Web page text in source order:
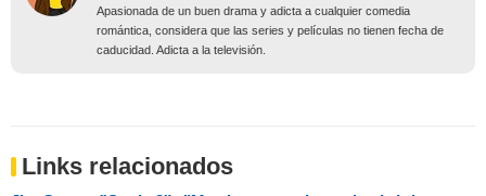
Apasionada de un buen drama y adicta a cualquier comedia
romántica, considera que las series y películas no tienen fecha de
caducidad. Adicta a la televisión.
Links relacionados